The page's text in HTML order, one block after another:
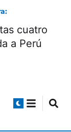
cuatro
a Perú